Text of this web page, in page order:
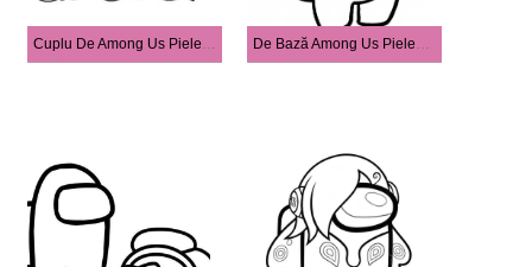
Cuplu De Among Us Piele De Vulpe De Bază Among Us Pielea Pikachu